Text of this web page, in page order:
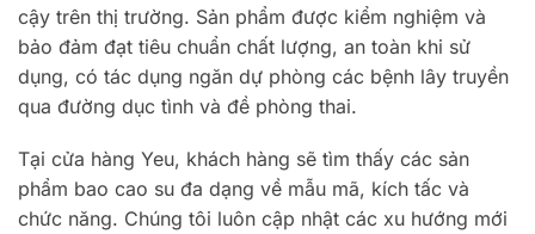
cậy trên thị trường. Sản phẩm được kiểm nghiệm và
bảo đảm đạt tiêu chuẩn chất lượng, an toàn khi sử
dụng, có tác dụng ngăn dự phòng các bệnh lây truyền
qua đường dục tình và đề phòng thai.
Tại cửa hàng Yeu, khách hàng sẽ tìm thấy các sản
phẩm bao cao su đa dạng về mẫu mã, kích tấc và
chức năng. Chúng tôi luôn cập nhật các xu hướng mới